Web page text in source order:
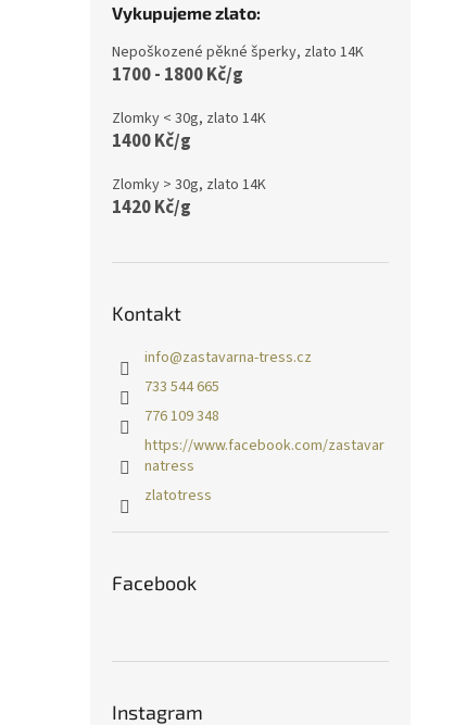
Vykupujeme zlato:
Nepoškozené pěkné šperky, zlato 14K
1700 - 1800 Kč/g
Zlomky < 30g, zlato 14K
1400 Kč/g
Zlomky > 30g, zlato 14K
1420 Kč/g
Kontakt
info@zastavarna-tress.cz
733 544 665
776 109 348
https://www.facebook.com/zastavar
natress
zlatotress
Facebook
Instagram